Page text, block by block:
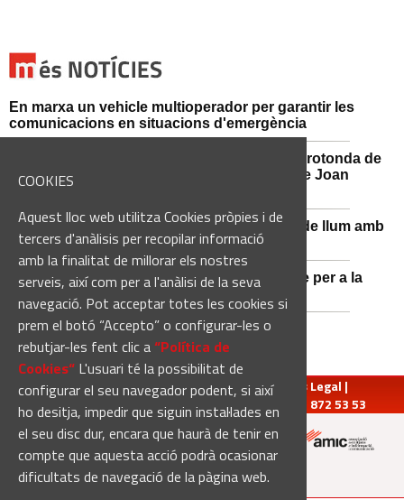
COOKIES
Aquest lloc web utilitza Cookies pròpies i de
tercers d'anàlisis per recopilar informació
amb la finalitat de millorar els nostres
serveis, així com per a l'anàlisi de la seva
navegació. Pot acceptar totes les cookies si
prem el botó “Accepto” o configurar-les o
rebutjar-les fent clic a“Política de
Cookies“ L'usuari té la possibilitat de
configurar el seu navegador podent, si així
ho desitja, impedir que siguin instal·lades en
el seu disc dur, encara que haurà de tenir en
compte que aquesta acció podrà ocasionar
dificultats de navegació de la pàgina web.
En marxa un vehicle multioperador per garantir les
comunicacions en situacions d'emergència
Afectacions al trànsit aquest divendres a la rotonda de
l'Avinguda dels Dolors amb el carrer Alcalde Joan
Selves
Sant Vicenç de Castellet renova 570 punts de llum amb
tecnologia LED
Castellbell i el Vilar adquireix un nou vehicle per a la
Guàrdia Municipal
redaccio@manresadiari.cat|Qui som Avís Legal |
Pompeu Fabra, 7-13, 08240-Manresa | Tel.: 93 872 53 53
Altres mitjans del grup: